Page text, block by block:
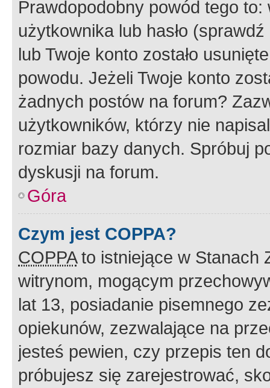
Prawdopodobny powód tego to:
użytkownika lub hasło
lub Twoje konto zostało
powodu. Jeżeli Twoje konto
żadnych postów na forum?
użytkowników, którzy nie
rozmiar bazy danych. Spróbuj
dyskusji na forum.
Góra
Czym jest COPPA?
COPPAto istniejące w Stanach
witrynom, mogącym
lat 13, posiadanie pisemnego
opiekunów, zezwalające na
jesteś pewien, czy przepis ten
próbujesz się zarejestrować,